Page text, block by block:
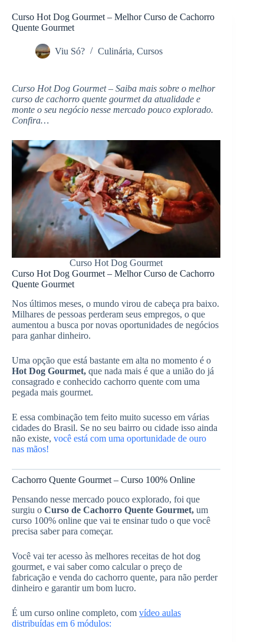
paraCurso Hot Dog Gourmet – Melhor Curso de Cachorro
Quente Gourmet
Viu Só? Culinária, Cursos
Curso Hot Dog Gourmet – Saiba mais sobre o melhor
curso de cachorro quente gourmet da atualidade e
monte o seu negócio nesse mercado pouco explorado.
Confira…
Curso Hot Dog Gourmet
Curso Hot Dog Gourmet – Melhor Curso de Cachorro
Quente Gourmet
Nos últimos meses, o mundo virou de cabeça pra baixo.
Milhares de pessoas perderam seus empregos, o que
aumentou a busca por novas oportunidades de negócios
para ganhar dinheiro.
Uma opção que está bastante em alta no momento é o
Hot Dog Gourmet, que nada mais é que a união do já
consagrado e conhecido cachorro quente com uma
pegada mais gourmet.
E essa combinação tem feito muito sucesso em várias
cidades do Brasil. Se no seu bairro ou cidade isso ainda
não existe, você está com uma oportunidade de ouro
nas mãos!
Cachorro Quente Gourmet – Curso 100% Online
Pensando nesse mercado pouco explorado, foi que
surgiu o Curso de Cachorro Quente Gourmet, um
curso 100% online que vai te ensinar tudo o que você
precisa saber para começar.
Você vai ter acesso às melhores receitas de hot dog
gourmet, e vai saber como calcular o preço de
fabricação e venda do cachorro quente, para não perder
dinheiro e garantir um bom lucro.
É um curso online completo, com vídeo aulas
distribuídas em 6 módulos: